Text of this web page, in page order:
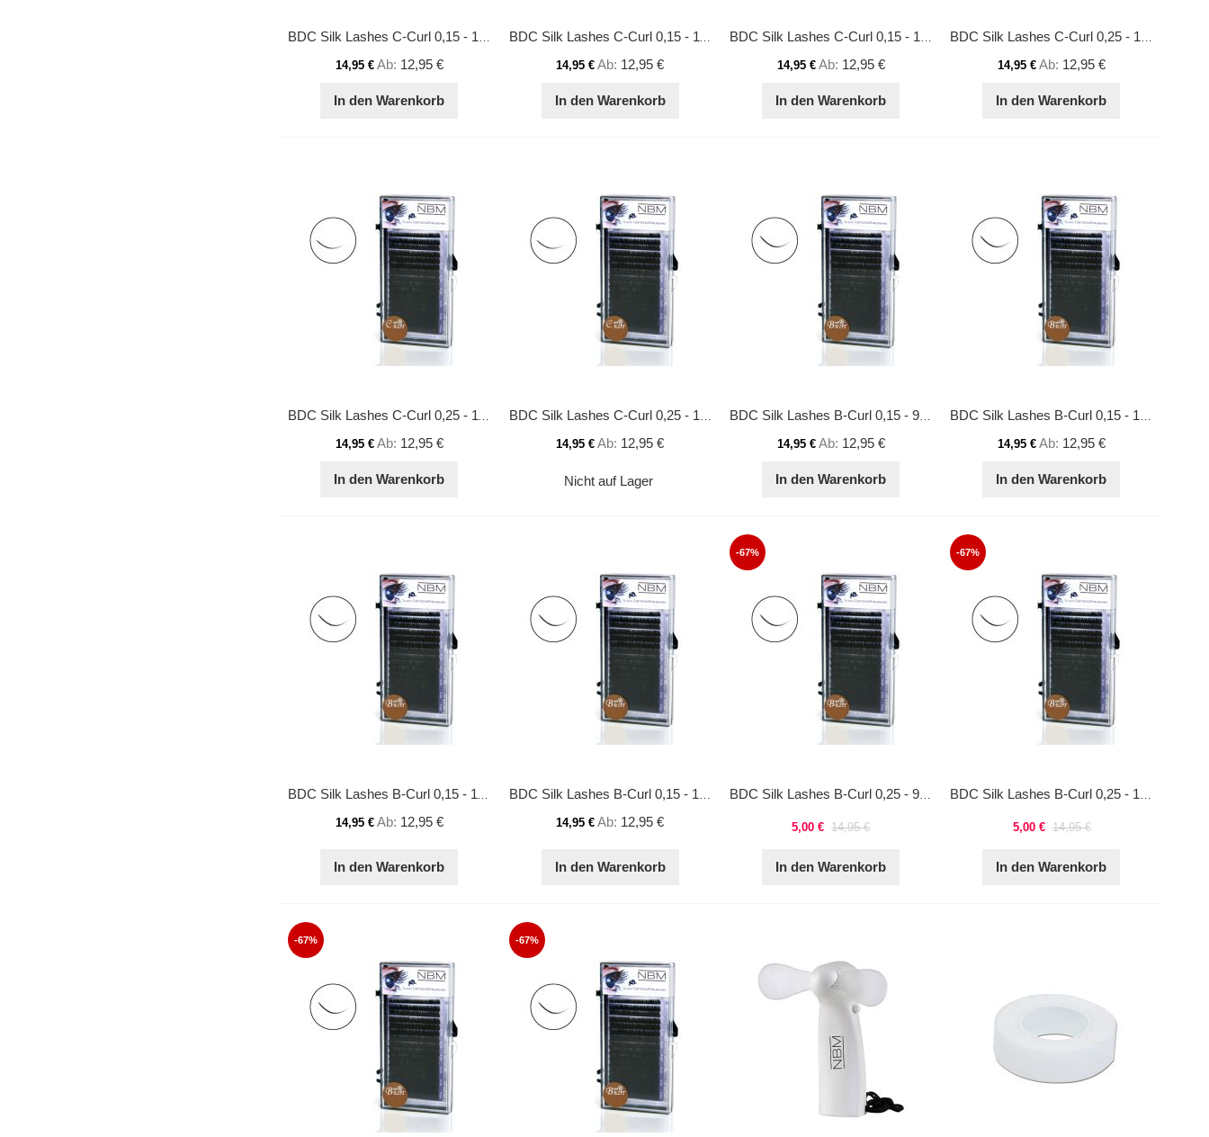
14,95 € Ab 12,95 €
In den Warenkorb
BDC Silk Lashes C-Curl 0,15 - 11 mm
14,95 € Ab 12,95 €
In den Warenkorb
14,95 € Ab 12,95 €
In den Warenkorb
14,95 € Ab 12,95 €
In den Warenkorb
14,95 € Ab 12,95 €
In den Warenkorb
14,95 € Ab 12,95 €
Nicht auf Lager
BDC Silk Lashes B-Curl 0,15 - 9 mm
14,95 € Ab 12,95 €
In den Warenkorb
14,95 € Ab 12,95 €
In den Warenkorb
14,95 € Ab 12,95 €
In den Warenkorb
14,95 € Ab 12,95 €
In den Warenkorb
-67%
BDC Silk Lashes B-Curl 0,25 - 9 mm
5,00 € 14,95 €
In den Warenkorb
-67%
5,00 € 14,95 €
In den Warenkorb
-67% -67%